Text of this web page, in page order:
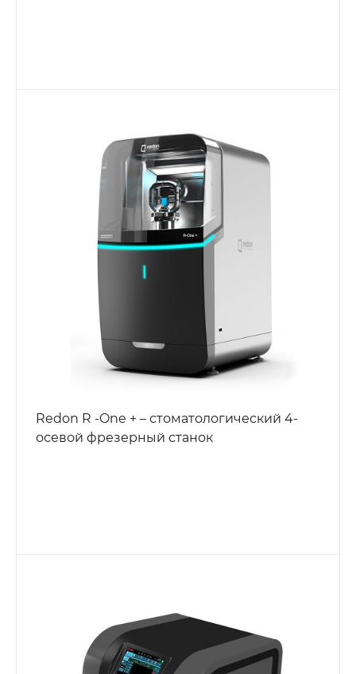
Redon R -One + – стоматологический 4-
осевой фрезерный станок